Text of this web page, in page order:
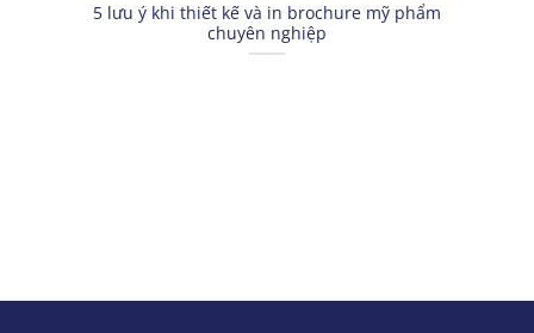
5 lưu ý khi thiết kế và in brochure mỹ phẩm
chuyên nghiệp